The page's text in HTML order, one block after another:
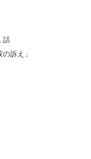
話
訴え」